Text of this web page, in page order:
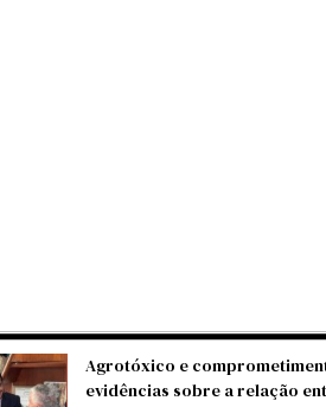
Agrotóxico e
evidências sobre a relação